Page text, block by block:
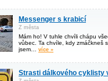
Messenger s krabicí
Z města
Mám ho! V tuhle chvíli chápu
vůbec. Ta chvíle, kdy zmáčkneš
jsem… více »
Strasti dálkového cyklisty